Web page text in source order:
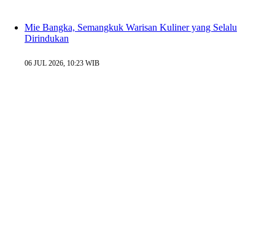
Mie Bangka, Semangkuk Warisan Kuliner yang Selalu
Dirindukan
06 JUL 2026, 10:23 WIB